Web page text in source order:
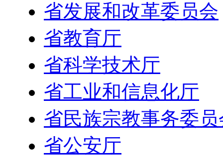
省发展和改革委员会
省教育厅
省科学技术厅
省工业和信息化厅
省民族宗教事务委员
省公安厅